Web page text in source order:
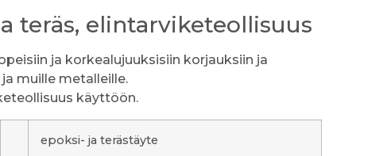
teräs, elintarviketeollisuus
ja korkealujuuksisiin korjauksiin ja
muille metalleille.
käyttöön.
epoksi- ja terästäyte